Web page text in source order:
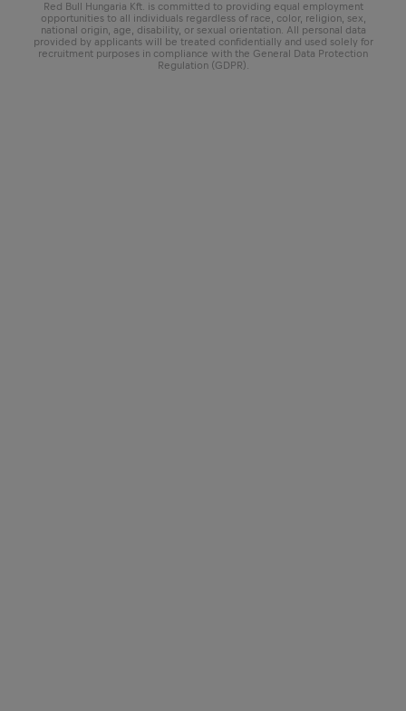
Red Bull Hungaria Kft. is committed to providing equal employment
opportunities to all individuals regardless of race, color, religion, sex,
national origin, age, disability, or sexual orientation. All personal data
provided by applicants will be treated confidentially and used solely for
recruitment purposes in compliance with the General Data Protection
Regulation (GDPR).